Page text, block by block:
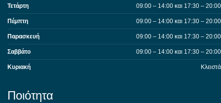
Τετάρτη 09:00 – 14:00 και 17:30 – 20:00
Πέμπτη 09:00 – 14:00 και 17:30 – 20:00
Παρασκευή 09:00 – 14:00 και 17:30 – 20:00
Σαββάτο 09:00 – 14:00 και 17:30 – 20:00
Κυριακή Κλειστά
Ποιότητα